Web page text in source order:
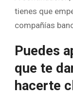
tienes que
compañías
Puedes
que te
hacerte